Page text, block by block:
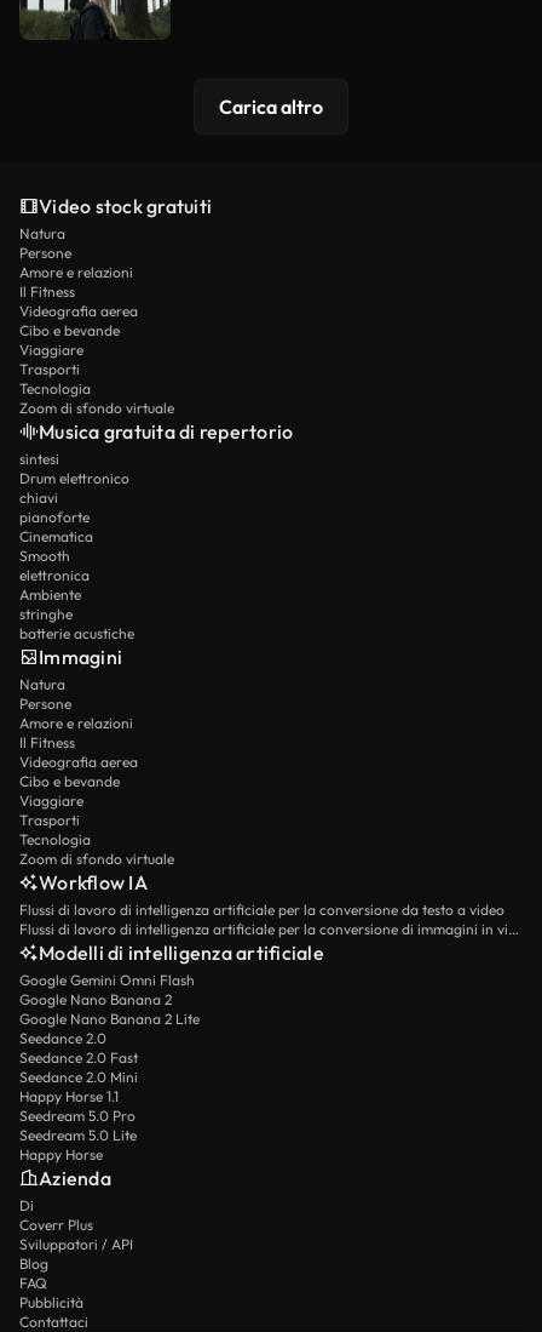
Carica altro
Video stock gratuiti
Natura
Persone
Amore e relazioni
Il Fitness
Videografia aerea
Cibo e bevande
Viaggiare
Trasporti
Tecnologia
Zoom di sfondo virtuale
Musica gratuita di repertorio
sintesi
Drum elettronico
chiavi
pianoforte
Cinematica
Smooth
elettronica
Ambiente
stringhe
batterie acustiche
Immagini
Natura
Persone
Amore e relazioni
Il Fitness
Videografia aerea
Cibo e bevande
Viaggiare
Trasporti
Tecnologia
Zoom di sfondo virtuale
Workflow IA
Flussi di lavoro di intelligenza artificiale per la conversione da testo a video
Flussi di lavoro di intelligenza artificiale per la conversione di immagini in video
Modelli di intelligenza artificiale
Google Gemini Omni Flash
Google Nano Banana 2
Google Nano Banana 2 Lite
Seedance 2.0
Seedance 2.0 Fast
Seedance 2.0 Mini
Happy Horse 1.1
Seedream 5.0 Pro
Seedream 5.0 Lite
Happy Horse
Azienda
Di
Coverr Plus
Sviluppatori / API
Blog
FAQ
Pubblicità
Contattaci